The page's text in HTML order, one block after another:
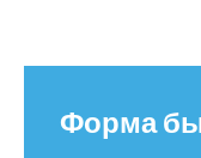
Форма